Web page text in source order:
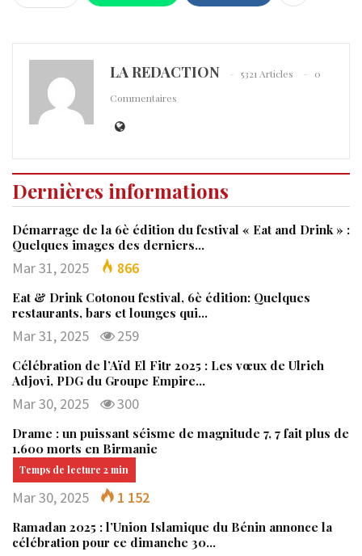
LA REDACTION 5321 Articles
0
Commentaires
Dernières informations
Démarrage de la 6è édition du festival « Eat and Drink » :
Quelques images des derniers…
Mar 31, 2025 866
Eat & Drink Cotonou festival, 6è édition: Quelques
restaurants, bars et lounges qui…
Mar 31, 2025 259
Célébration de l’Aïd El Fitr 2025 : Les vœux de Ulrich
Adjovi, PDG du Groupe Empire…
Mar 30, 2025 300
Drame : un puissant séisme de magnitude 7, 7 fait plus de
1.600 morts en Birmanie
Mar 30, 2025 1 152
Ramadan 2025 : l’Union Islamique du Bénin annonce la
célébration pour ce dimanche 30…